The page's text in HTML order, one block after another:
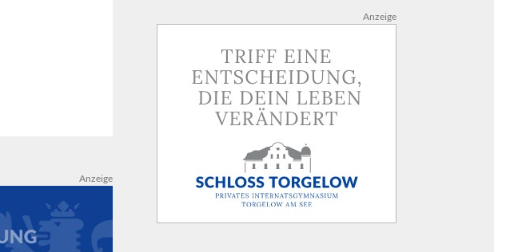
Anzeige
Anzeige